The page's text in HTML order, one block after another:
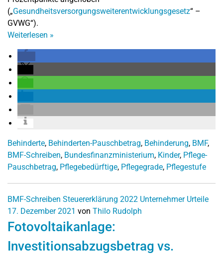
(„Gesundheitsversorgungsweiterentwicklungsgesetz“ –
GVWG“).
Weiterlesen »
Behinderte, Behinderten-Pauschbetrag, Behinderung, BMF,
BMF-Schreiben, Bundesfinanzministerium, Kinder, Pflege-
Pauschbetrag, Pflegebedürftige, Pflegegrade, Pflegestufe
BMF-Schreiben Steuererklärung 2022 Unternehmer Urteile
17. Dezember 2021 von Thilo Rudolph
Fotovoltaikanlage:
Investitionsabzugsbetrag vs.